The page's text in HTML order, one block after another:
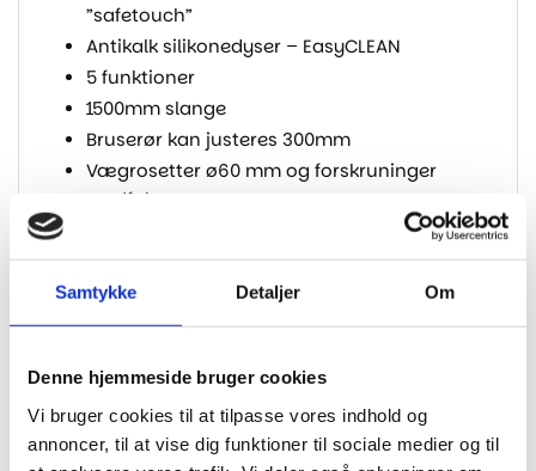
Samtykke Detaljer Om
Denne hjemmeside bruger cookies
Vi bruger cookies til at tilpasse vores indhold og
annoncer, til at vise dig funktioner til sociale medier og til
”safetouch”
Antikalk silikonedyser – EasyCLEAN
5 funktioner
1500mm slange
Bruserør kan justeres 300mm
Vægrosetter ø60 mm og forskruninger
medfølger
3 års garanti på termostat armaturet
2 års garanti på øvrige produkter
Specifikationer